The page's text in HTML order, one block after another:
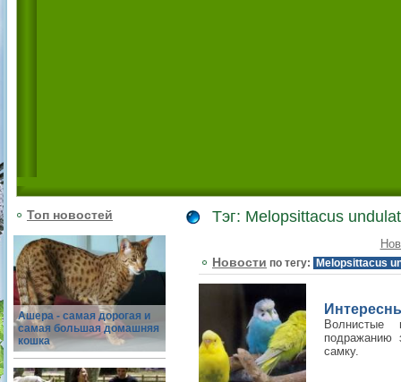
Топ новостей
Ашера - самая дорогая и
самая большая домашняя
кошка
Тэг: Melopsittacus
Новости по тегу: Melopsittacus
Волнистые
подражанию
самку.